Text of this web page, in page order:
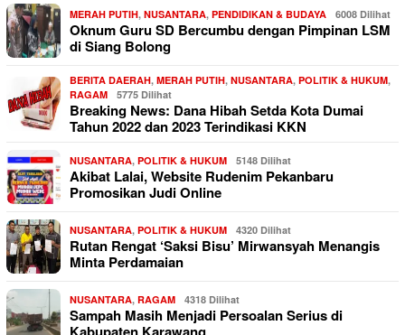
MERAH PUTIH, NUSANTARA, PENDIDIKAN & BUDAYA 6008 Dilihat
Oknum Guru SD Bercumbu dengan Pimpinan LSM
di Siang Bolong
BERITA DAERAH, MERAH PUTIH, NUSANTARA, POLITIK & HUKUM,
RAGAM
5775 Dilihat
Breaking News: Dana Hibah Setda Kota Dumai
Tahun 2022 dan 2023 Terindikasi KKN
NUSANTARA, POLITIK & HUKUM 5148 Dilihat
Akibat Lalai, Website Rudenim Pekanbaru
Promosikan Judi Online
NUSANTARA, POLITIK & HUKUM 4320 Dilihat
Rutan Rengat ‘Saksi Bisu’ Mirwansyah Menangis
Minta Perdamaian
NUSANTARA, RAGAM 4318 Dilihat
Sampah Masih Menjadi Persoalan Serius di